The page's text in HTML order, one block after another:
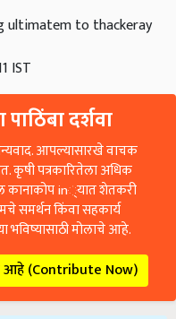
ultimatem to thackeray
IST
दर्शवा
आपल्यासारखे वाचक
कृषी पत्रकारितेला अधिक
कानाकोप in्यात शेतकरी
समर्थन किंवा सहकार्य
मोलाचे आहे.
(Contribute Now)